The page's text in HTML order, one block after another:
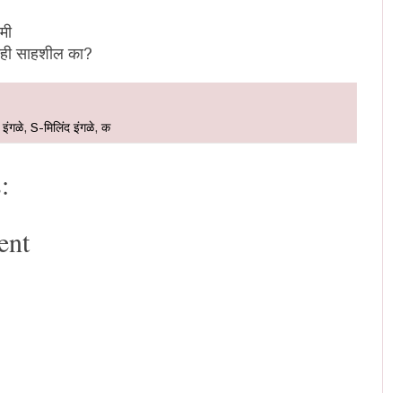
साहशील का?
इंगळे, S-मिलिंद इंगळे, क